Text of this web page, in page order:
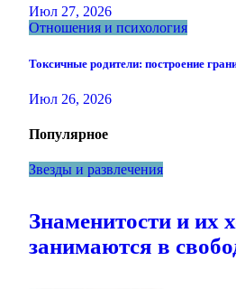
Июл 27, 2026
Отношения и психология
Токсичные родители: построение
Июл 26, 2026
Популярное
Звезды и развлечения
Знаменитости и их
занимаются в